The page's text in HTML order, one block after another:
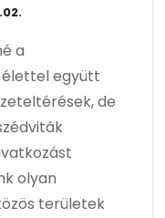
a
élettel együtt
de
olyan
területek